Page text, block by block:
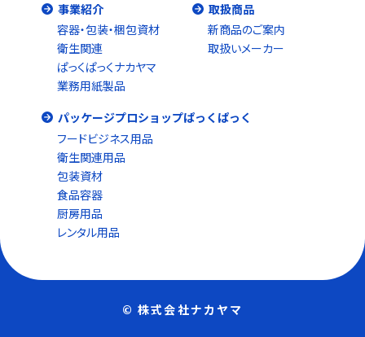
事業紹介
容器・包装・梱包資材
衛生関連
ぱっくぱっくナカヤマ
業務用紙製品
取扱商品
新商品のご案内
取扱いメーカー
パッケージプロショップぱっくぱっく
フードビジネス用品
衛生関連用品
包装資材
食品容器
厨房用品
レンタル用品
© 株式会社ナカヤマ